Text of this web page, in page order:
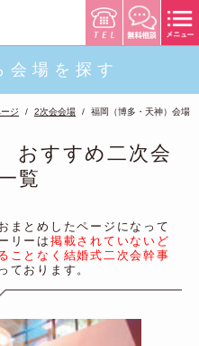
会場を探す
ジ 2次会会場 福岡（博多・天神）会場
おすすめ二次会
覧
まとめしたページになって
リーは 掲載されていないど
ことなく結婚式二次会幹事
ております。